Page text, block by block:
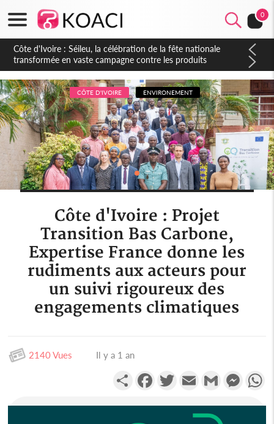
0
Côte d'Ivoire : Séileu, la célébration de la fête nationale
transformée en vaste campagne contre les produits
dépigmentants dangereux
CÔTE D'IVOIRE ENVIRONEMENT
Côte d'Ivoire : Projet
Transition Bas Carbone,
Expertise France donne les
rudiments aux acteurs pour
un suivi rigoureux des
engagements climatiques
2140 Vues Il y a 1 an
PartagerFacebookTwitterEmail Gmail